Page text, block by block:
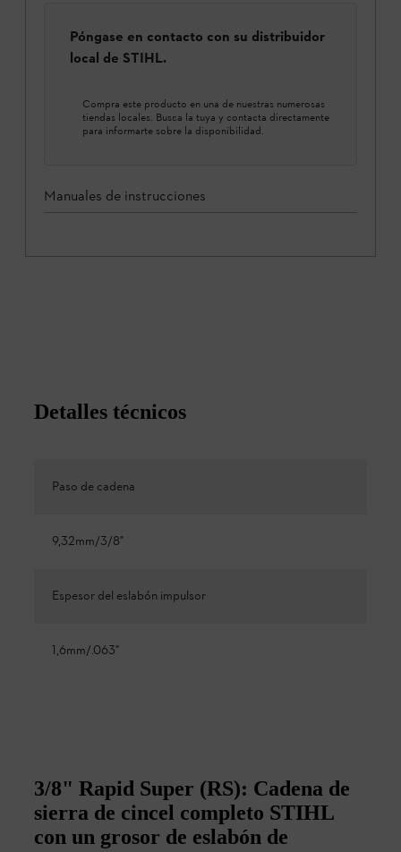
Póngase en contacto con su distribuidor
local de STIHL.
Compra este producto en una de nuestras numerosas
tiendas locales. Busca la tuya y contacta directamente
para informarte sobre la disponibilidad.
Manuales de instrucciones
Detalles técnicos
Paso de cadena
9,32mm/3/8"
Espesor del eslabón impulsor
1,6mm/.063"
3/8" Rapid Super (RS): Cadena de
sierra de cincel completo STIHL
con un grosor de eslabón de